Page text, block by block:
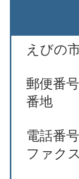
えびの
郵便番
番地
電話番
ファク